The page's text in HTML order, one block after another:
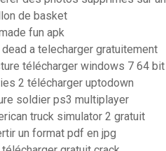
de basket
fun apk
a telecharger gratuitement
télécharger windows 7 64 bit
2 télécharger uptodown
soldier ps3 multiplayer
truck simulator 2 gratuit
un format pdf en jpg